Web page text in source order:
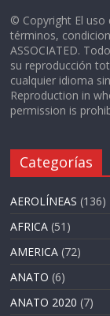
© Copyright El uso
términos,
ASSOCIATED.
su reproducción
cualquier idioma
Reproduction in
permission is
Categorías
AEROLÍNEAS (136)
AFRICA (51)
AMERICA (72)
ANATO (6)
ANATO 2020 (7)